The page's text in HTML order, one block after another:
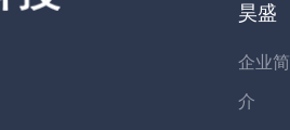
昊盛
企业简
介